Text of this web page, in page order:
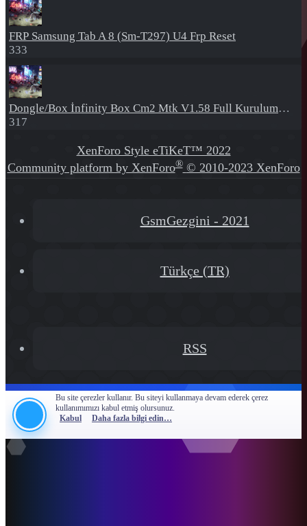
FRP Samsung Tab A 8 (Sm-T297) U4 Frp Reset
333
Dongle/Box İnfinity Box Cm2 Mtk V1.58 Full Kurulum+Crack
317
XenForo Style eTiKeT™ 2022
Community platform by XenForo® © 2010-2023 XenForo
GsmGezgini - 2021
Türkçe (TR)
RSS
Bu site çerezler kullanır. Bu siteyi kullanmaya devam ederek çerez
kullanımımızı kabul etmiş olursunuz.
Kabul
Daha fazla bilgi edin…